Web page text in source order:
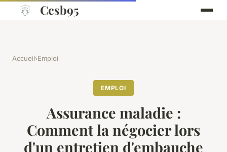
Ccsb95
Accueil›Emploi
EMPLOI
Assurance maladie :
Comment la négocier lors
d'un entretien d'embauche